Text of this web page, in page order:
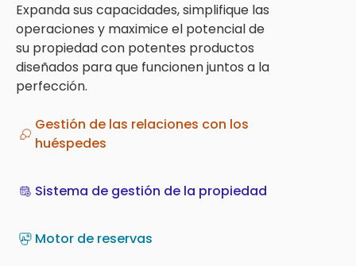
Expanda sus capacidades, simplifique las
operaciones y maximice el potencial de
su propiedad con potentes productos
diseñados para que funcionen juntos a la
perfección.
Gestión de las relaciones con los
huéspedes
Sistema de gestión de la propiedad
Motor de reservas